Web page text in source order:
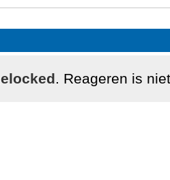
. Reageren is